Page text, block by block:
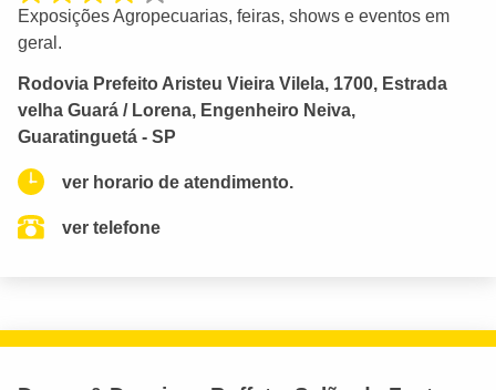
Exposições Agropecuarias, feiras, shows e eventos em
geral.
Rodovia Prefeito Aristeu Vieira Vilela, 1700, Estrada
velha Guará / Lorena, Engenheiro Neiva,
Guaratinguetá - SP
ver horario de atendimento.
ver telefone